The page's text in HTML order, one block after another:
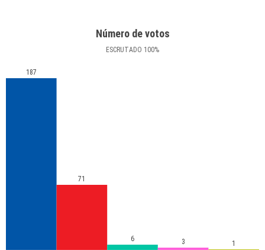
Número de votos
ESCRUTADO 100%
187
71
6 3 1